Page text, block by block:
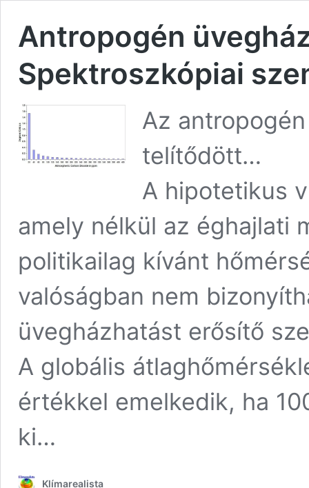
Antropogén
Spektroszkópiai
Az
telítődött…
A hipotetikus
amely nélkül az éghajlati
politikailag kívánt
valóságban nem
üvegházhatást erősítő
A globális
értékkel emelkedik, ha
ki…
Klímarealista